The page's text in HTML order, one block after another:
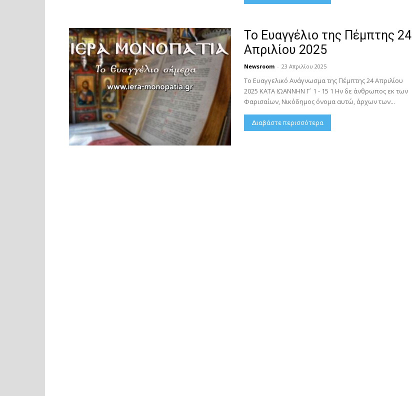
Το Ευαγγέλιο της Πέμπτης 24
Απριλίου 2025
Newsroom - 23 Απριλίου 2025
Το Ευαγγελικό Ανάγνωσμα της Πέμπτης 24 Απριλίου
2025 ΚΑΤΑ ΙΩΑΝΝΗΝ Γ´ 1 - 15 1 Ην δε άνθρωπος εκ των
Φαρισαίων, Νικόδημος όνομα αυτώ, άρχων των...
Διαβάστε περισσότερα